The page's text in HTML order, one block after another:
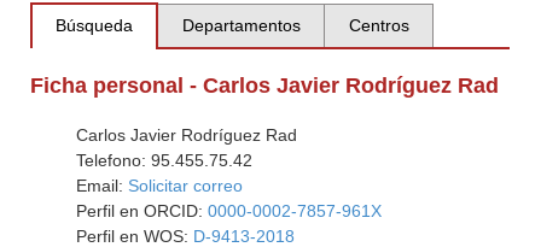
Búsqueda Departamentos Centros
Ficha personal - Carlos Javier Rodríguez Rad
Carlos Javier Rodríguez Rad
Telefono: 95.455.75.42
Email: Solicitar correo
Perfil en ORCID: 0000-0002-7857-961X
Perfil en WOS: D-9413-2018